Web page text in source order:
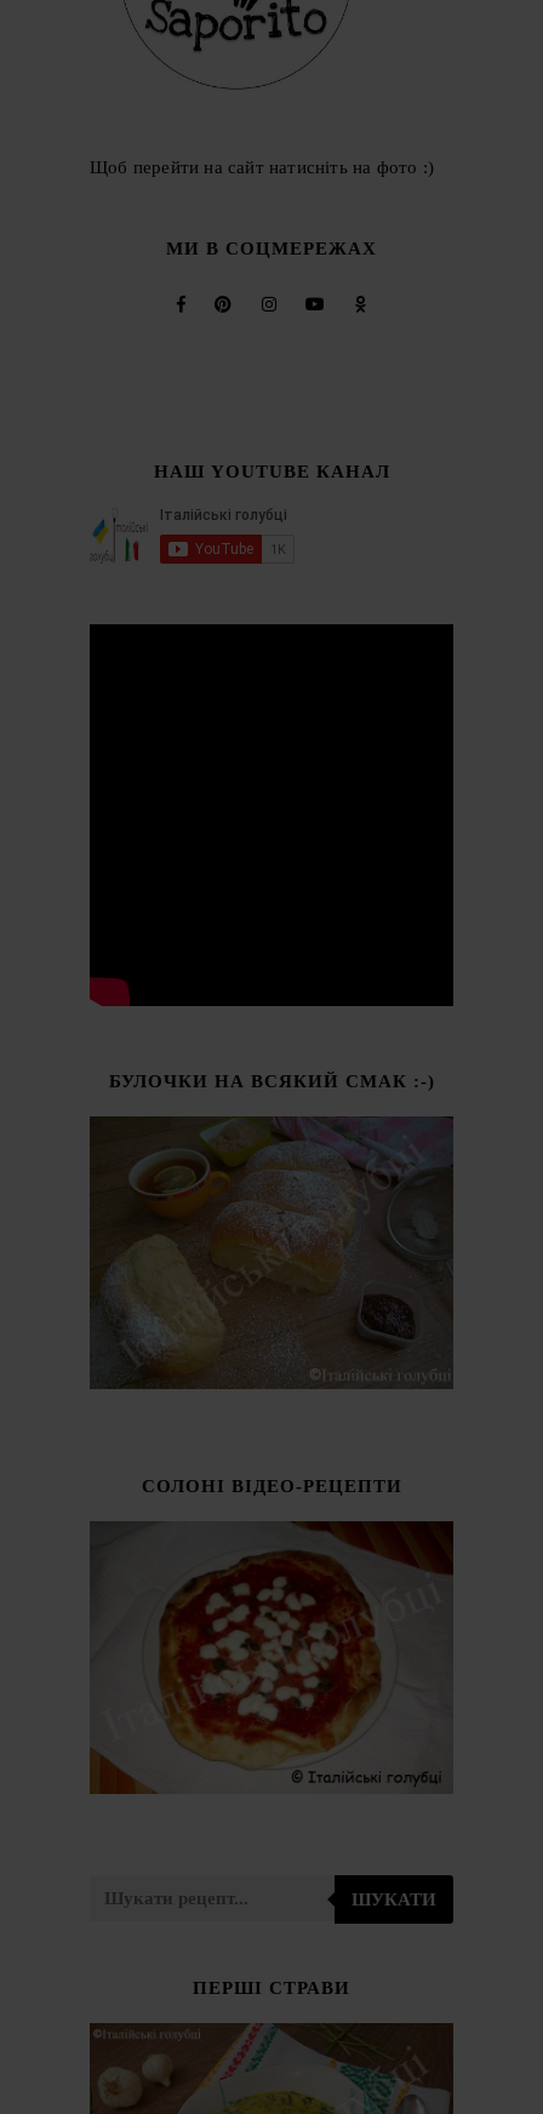
Щоб перейти на сайт натисніть на фото :)
МИ В СОЦМЕРЕЖАХ
НАШ YOUTUBE КАНАЛ
БУЛОЧКИ НА ВСЯКИЙ СМАК :-)
СОЛОНІ ВІДЕО-РЕЦЕПТИ
ШУКАТИ
ПЕРШІ СТРАВИ